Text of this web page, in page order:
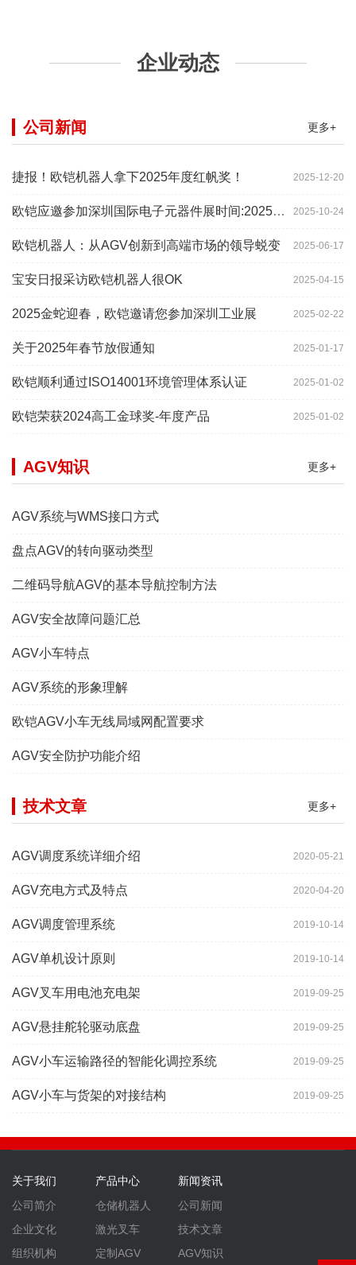
企业动态
更多+
公司新闻
2025-12-20
捷报！欧铠机器人拿下2025年度红帆奖！
2025-10-24
欧铠应邀参加深圳国际电子元器件展时间:2025年10月28-
2025-06-17
欧铠机器人：从AGV创新到高端市场的领导蜕变
2025-04-15
宝安日报采访欧铠机器人很OK
2025-02-22
2025金蛇迎春，欧铠邀请您参加深圳工业展
2025-01-17
关于2025年春节放假通知
2025-01-02
欧铠顺利通过ISO14001环境管理体系认证
2025-01-02
欧铠荣获2024高工金球奖-年度产品
更多+
AGV知识
AGV系统与WMS接口方式
盘点AGV的转向驱动类型
二维码导航AGV的基本导航控制方法
AGV安全故障问题汇总
AGV小车特点
AGV系统的形象理解
欧铠AGV小车无线局域网配置要求
AGV安全防护功能介绍
更多+
技术文章
2020-05-21
AGV调度系统详细介绍
2020-04-20
AGV充电方式及特点
2019-10-14
AGV调度管理系统
2019-10-14
AGV单机设计原则
2019-09-25
AGV叉车用电池充电架
2019-09-25
AGV悬挂舵轮驱动底盘
2019-09-25
AGV小车运输路径的智能化调控系统
2019-09-25
AGV小车与货架的对接结构
关于我们
公司简介
企业文化
组织机构
产品中心
仓储机器人
激光叉车
定制AGV
新闻资讯
公司新闻
技术文章
AGV知识